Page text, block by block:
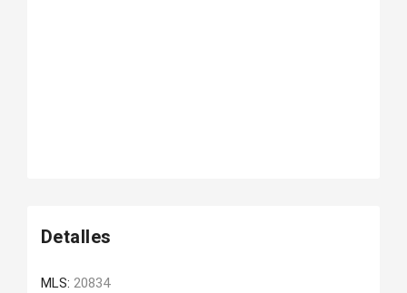
Detalles
MLS: 20834